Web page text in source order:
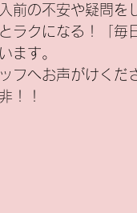
前の不安や疑問を
ラクになる！「毎
ます。
フへお声がけくだ
！！